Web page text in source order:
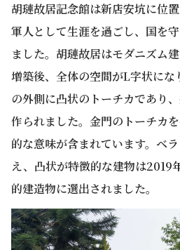
胡璉故居記念館は新店安坑に位
軍人として生涯を過ごし、国を
ました。胡璉故居はモダニズム
増築後、全体の空間がL字状に
の外側に凸状のトーチカであり
作られました。金門のトーチカ
的な意味が含まれています。ベ
え、凸状が特徴的な建物は2019
的建造物に選出されました。